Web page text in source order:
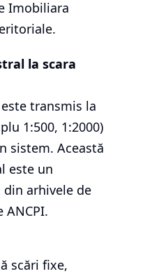
Imobiliara
la scara
transmis la
1:500, 1:2000)
sistem. Această
este un
arhivele de
scări fixe,